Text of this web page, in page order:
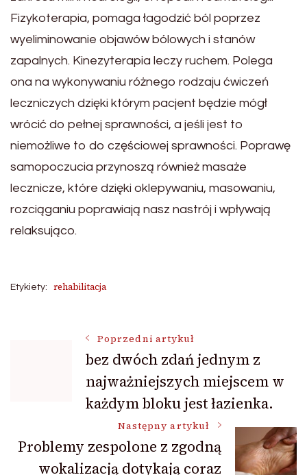
Fizykoterapia, pomaga łagodzić ból poprzez
wyeliminowanie objawów bólowych i stanów
zapalnych. Kinezyterapia leczy ruchem. Polega
ona na wykonywaniu różnego rodzaju ćwiczeń
leczniczych dzięki którym pacjent będzie mógł
wrócić do pełnej sprawności, a jeśli jest to
niemożliwe to do częściowej sprawności. Poprawę
samopoczucia przynoszą również masaże
lecznicze, które dzięki oklepywaniu, masowaniu,
rozciąganiu poprawiają nasz nastrój i wpływają
relaksująco.
Etykiety: rehabilitacja
Nawigacja
wpisu
Poprzedni artykuł
bez dwóch zdań jednym z
najważniejszych miejscem w
każdym bloku jest łazienka.
Następny artykuł
Problemy zespolone z zgodną
wokalizacją dotykają coraz